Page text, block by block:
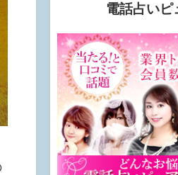
電話占いピ